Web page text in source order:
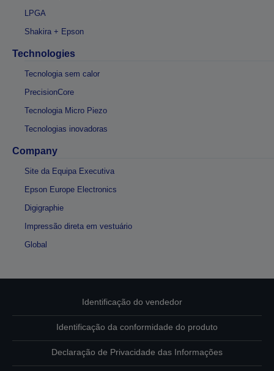
LPGA
Shakira + Epson
Technologies
Tecnologia sem calor
PrecisionCore
Tecnologia Micro Piezo
Tecnologias inovadoras
Company
Site da Equipa Executiva
Epson Europe Electronics
Digigraphie
Impressão direta em vestuário
Global
Identificação do vendedor
Identificação da conformidade do produto
Declaração de Privacidade das Informações